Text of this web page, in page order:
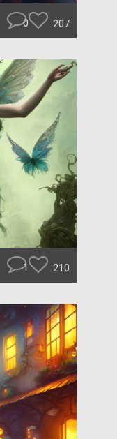
0 207
1 210